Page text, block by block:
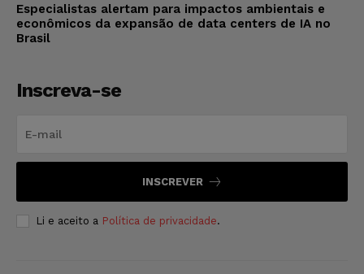
Especialistas alertam para impactos ambientais e
econômicos da expansão de data centers de IA no
Brasil
Inscreva-se
INSCREVER
Li e aceito a Política de privacidade.